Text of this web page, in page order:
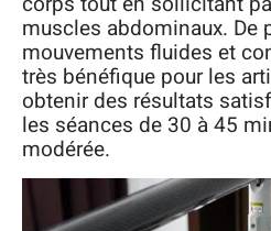
muscles abdominaux. De
mouvements fluides et
très bénéfique pour les
obtenir des résultats
les séances de 30 à 45
modérée.